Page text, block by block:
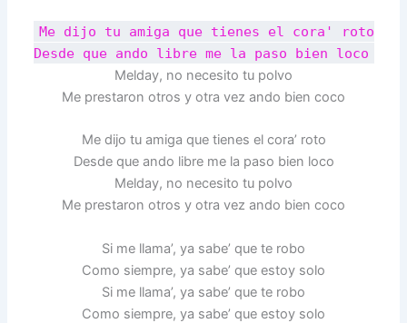
Me dijo tu amiga que tienes el cora' roto
Desde que ando libre me la paso bien loco
Melday, no necesito tu polvo
Me prestaron otros y otra vez ando bien coco
Me dijo tu amiga que tienes el cora’ roto
Desde que ando libre me la paso bien loco
Melday, no necesito tu polvo
Me prestaron otros y otra vez ando bien coco
Si me llama’, ya sabe’ que te robo
Como siempre, ya sabe’ que estoy solo
Si me llama’, ya sabe’ que te robo
Como siempre, ya sabe’ que estoy solo